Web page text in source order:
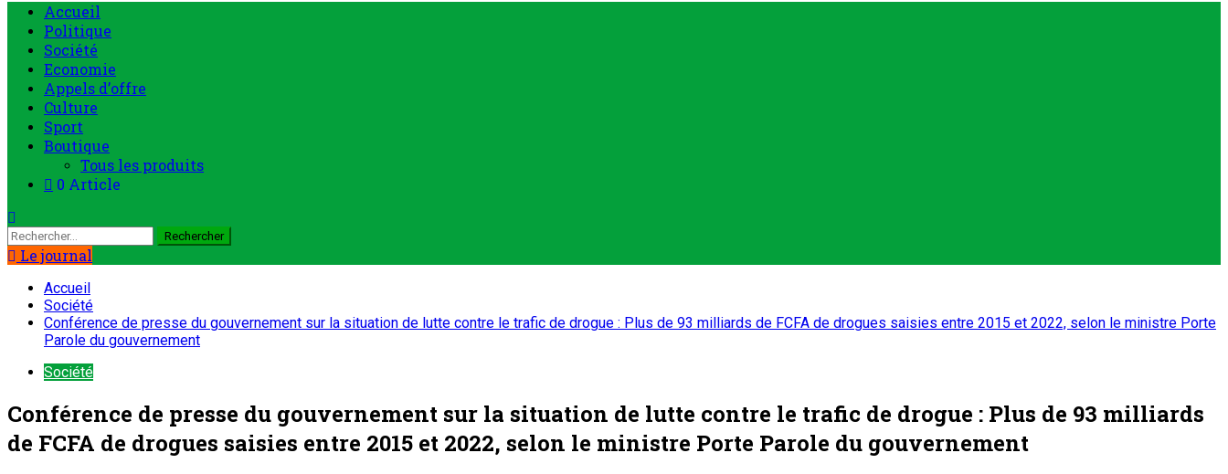
Accueil
Politique
Société
Economie
Appels d’offre
Culture
Sport
Boutique
Tous les produits
0 Article
Le journal
Accueil
Société
Conférence de presse du gouvernement sur la situation de lutte contre le trafic de drogue : Plus de 93 milliards de FCFA de drogues saisies entre 2015 et 2022, selon le ministre Porte
Parole du gouvernement
Société
Conférence de presse du gouvernement sur la situation de lutte contre le trafic de drogue : Plus de 93 milliards
de FCFA de drogues saisies entre 2015 et 2022, selon le ministre Porte Parole du gouvernement